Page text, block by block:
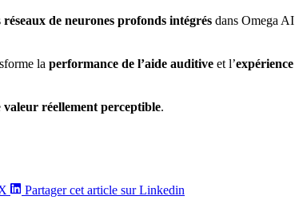
réseaux de neurones profonds intégrés dans Omega
la performance de l’aide auditive et l’
valeur réellement perceptible.
Partager cet article sur Linkedin